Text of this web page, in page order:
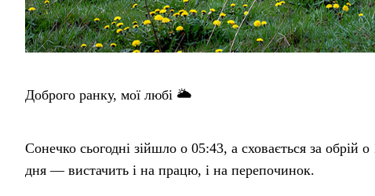
Доброго ранку, мої любі 🌥️
Сонечко сьогодні зійшло о 05:43, а сховається за
дня — вистачить і на працю, і на перепочинок.